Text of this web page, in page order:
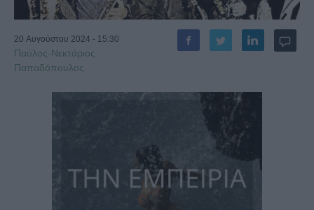
20 Αυγούστου 2024 - 15:30
Παύλος-Νεκτάριος
Παπαδόπουλος